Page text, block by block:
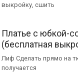
выкройку, сшить
Платье с юбкой-
(бесплатная
Лиф Сделать прямо на
получается